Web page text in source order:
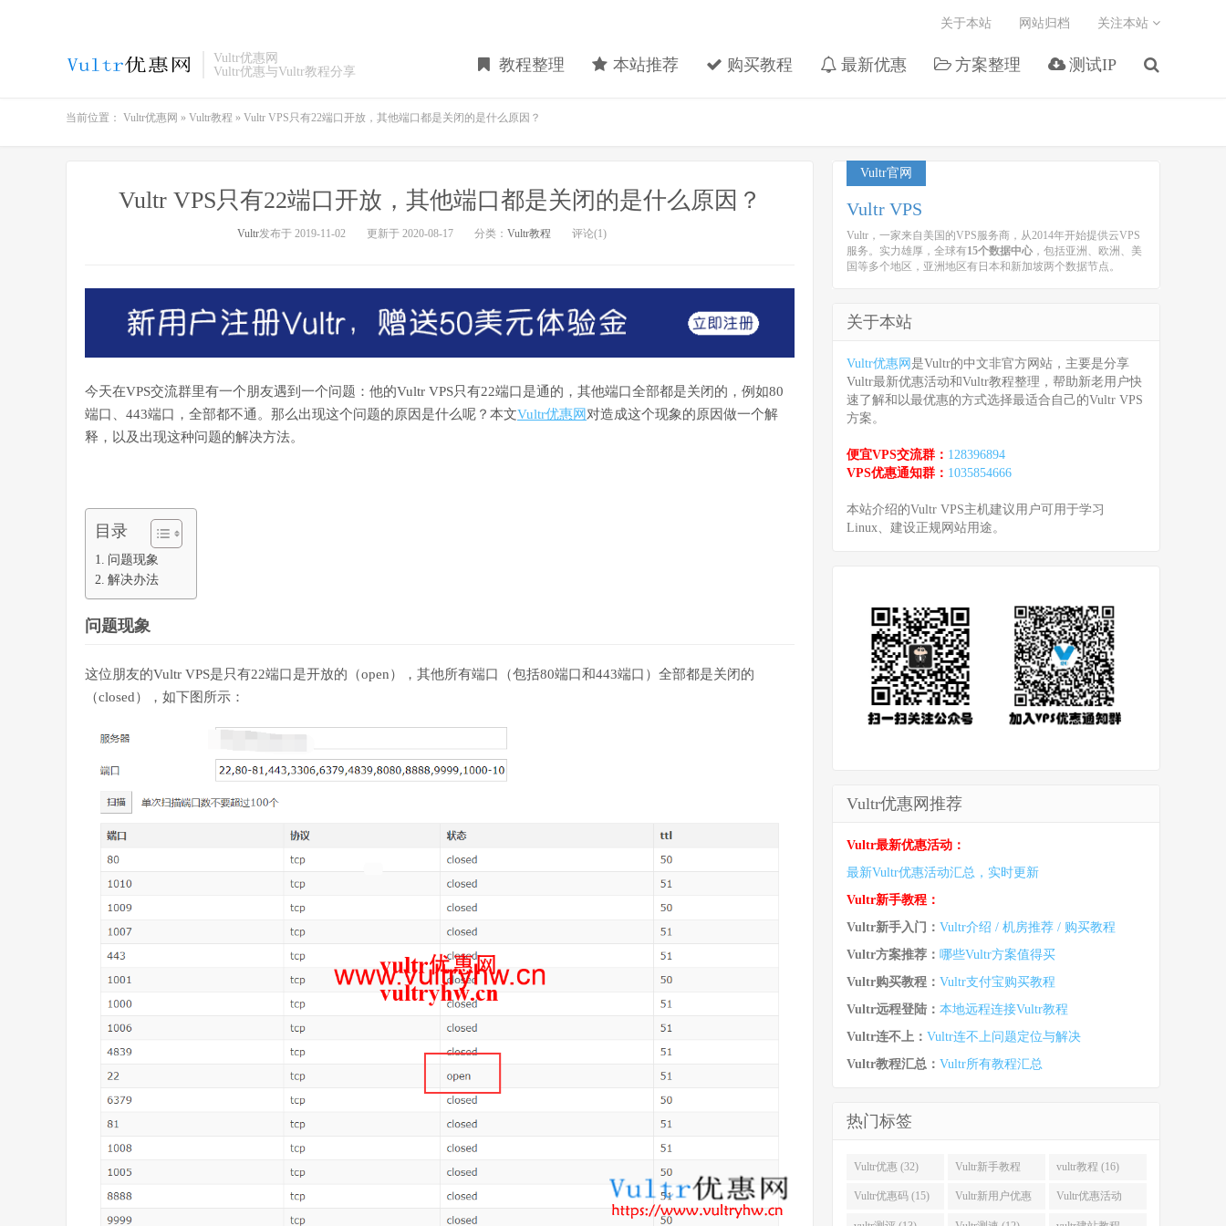
Vultr优惠网
Vultr优惠与Vultr教程分享
教程整理 本站推荐 购买教程 最新优惠 方案整理 测试IP
关于本站 网站归档 关注本站
当前位置： Vultr优惠网 » Vultr教程 » Vultr VPS只有22端口开放，其他端口都是关闭的是什么原因？
Vultr VPS只有22端口开放，其他端口都是关闭的是什么原因？
Vultr发布于 2019-11-02 更新于 2020-08-17 分类： Vultr教程 评论(1)
今天在VPS交流群里有一个朋友遇到一个问题：他的Vultr VPS只有22端口是通的，其他端口全部都是关闭的，例如80
端口、443端口，全部都不通。那么出现这个问题的原因是什么呢？本文Vultr优惠网 对造成这个现象的原因做一个解
释，以及出现这种问题的解决方法。
目录
问题现象
解决办法
问题现象
这位朋友的Vultr VPS是只有22端口是开放的（open），其他所有端口（包括80端口和443端口）全部都是关闭的
（closed），如下图所示：
Vultr官网
Vultr VPS
Vultr，一家来自美国的VPS服务商，从2014年开始提供云VPS
服务。实力雄厚，全球有15个数据中心 ，包括亚洲、欧洲、美
国等多个地区，亚洲地区有日本和新加坡两个数据节点。
关于本站
Vultr优惠网 是Vultr的中文非官方网站，主要是分享
Vultr最新优惠活动和Vultr教程整理，帮助新老用户快
速了解和以最优惠的方式选择最适合自己的Vultr VPS
方案。
便宜VPS交流群： 128396894
VPS优惠通知群： 1035854666
本站介绍的Vultr VPS主机建议用户可用于学习
Linux、建设正规网站用途。
Vultr优惠网推荐
Vultr最新优惠活动：
最新Vultr优惠活动汇总，实时更新
Vultr新手教程：
Vultr新手入门： Vultr介绍 / 机房推荐 / 购买教程
Vultr方案推荐： 哪些Vultr方案值得买
Vultr购买教程： Vultr支付宝购买教程
Vultr远程登陆： 本地远程连接Vultr教程
Vultr连不上： Vultr连不上问题定位与解决
Vultr教程汇总： Vultr所有教程汇总
热门标签
Vultr优惠 (32) Vultr新手教程
(16)
vultr教程 (16)
Vultr优惠码 (15) Vultr新用户优惠
(14)
Vultr优惠活动
(13)